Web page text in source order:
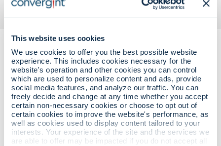
This website uses cookies
We use cookies to offer you the best possible website
experience. This includes cookies necessary for the
website's operation and other cookies you can control
which are used to personalize content and ads, provide
social media features, and analyze our traffic. You can
freely decide and change at any time whether you accept
certain non-necessary cookies or choose to opt out of
certain cookies to improve the website's performance, as
well as cookies used to display content tailored to your
interests. Your experience of the site and the services we
are able to offer may be impacted if you do not accept all
Những thách thức vận hành phức
tạp.
Các giải pháp tự tin, hướng đến giá